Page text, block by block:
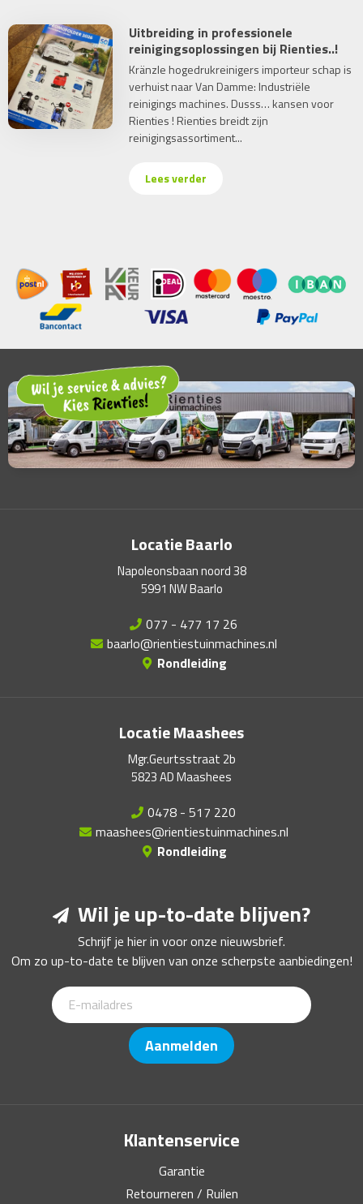
Uitbreiding in professionele
reinigingsoplossingen bij Rienties..!
Kränzle hogedrukreinigers importeur schap is
verhuist naar Van Damme: Industriële
reinigings machines. Dusss… kansen voor
Rienties ! Rienties breidt zijn
reinigingsassortiment...
Lees verder
Locatie Baarlo
Napoleonsbaan noord 38
5991 NW Baarlo
077 - 477 17 26
baarlo@rientiestuinmachines.nl
Rondleiding
Locatie Maashees
Mgr.Geurtsstraat 2b
5823 AD Maashees
0478 - 517 220
maashees@rientiestuinmachines.nl
Rondleiding
Wil je up-to-date blijven?
Schrijf je hier in voor onze nieuwsbrief.
Om zo up-to-date te blijven van onze scherpste aanbiedingen!
Aanmelden
Klantenservice
Garantie
Retourneren / Ruilen